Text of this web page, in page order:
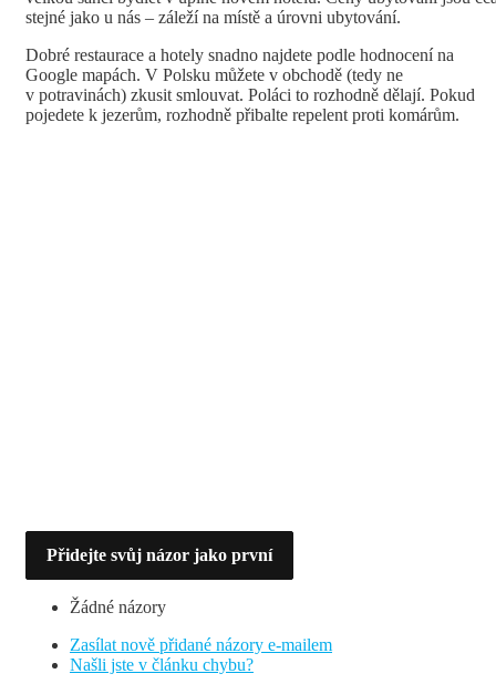
stejné jako u nás – záleží na místě a úrovni ubytování.
Dobré restaurace a hotely snadno najdete podle hodnocení na
Google mapách. V Polsku můžete v obchodě (tedy ne
v potravinách) zkusit smlouvat. Poláci to rozhodně dělají. Pokud
pojedete k jezerům, rozhodně přibalte repelent proti komárům.
Přidejte svůj názor jako první
Žádné názory
Zasílat nově přidané názory e-mailem
Našli jste v článku chybu?